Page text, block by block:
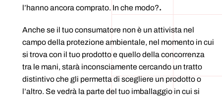
l’hanno ancora comprato. In che modo?.
Anche se il tuo consumatore non è un attivista nel
campo della protezione ambientale, nel momento in cui
si trova con il tuo prodotto e quello della concorrenza
tra le mani, starà inconsciamente cercando un tratto
distintivo che gli permetta di scegliere un prodotto o
l’altro. Se vedrà la parte del tuo imballaggio in cui si